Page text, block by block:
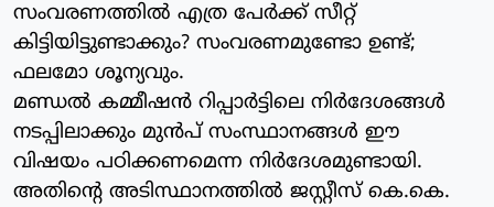
സംവരണത്തില്‍ എത്ര പേര്‍ക്ക് സീറ്റ്
കിട്ടിയിട്ടുണ്ടാക്കും? സംവരണമുണ്ടോ ഉണ്ട്;
ഫലമോ ശൂന്യവും.
മണ്ഡല്‍ കമ്മീഷന്‍ റിപ്പാര്‍ട്ടിലെ നിര്‍ദേശങ്ങള്‍
നടപ്പിലാക്കും മുന്‍പ് സംസ്ഥാനങ്ങള്‍ ഈ
വിഷയം പഠിക്കണമെന്ന നിര്‍ദേശമുണ്ടായി.
അതിന്റെ അടിസ്ഥാനത്തില്‍ ജസ്റ്റീസ് കെ.കെ.